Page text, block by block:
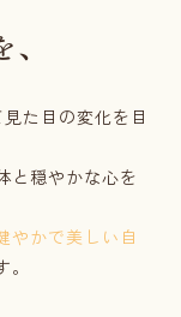
た目の変化を目
と穏やかな心を
やかで美しい自